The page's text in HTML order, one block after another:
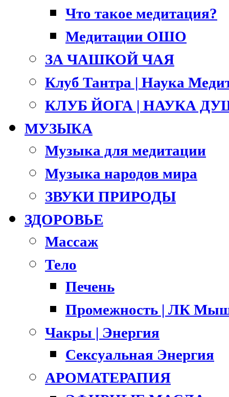
Что такое медитация?
Медитации ОШО
ЗА ЧАШКОЙ ЧАЯ
Клуб Тантра | Наука
КЛУБ ЙОГА | НАУКА
МУЗЫКА
Музыка для медитации
Музыка народов мира
ЗВУКИ ПРИРОДЫ
ЗДОРОВЬЕ
Массаж
Тело
Печень
Промежность | ЛК
Чакры | Энергия
Сексуальная Энергия
АРОМАТЕРАПИЯ